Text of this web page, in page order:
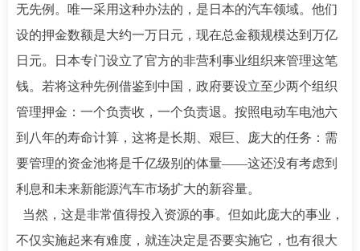
无先例。唯一采用这种办法的，是日本的汽车领域。他们
设的押金数额是大约一万日元，现在总金额规模达到万亿
日元。日本专门设立了官方的非营利事业组织来管理这笔
钱。若将这种先例借鉴到中国，政府要设立至少两个组织
管理押金：一个负责收，一个负责退。按照电动车电池六
到八年的寿命计算，这将是长期、艰巨、庞大的任务：需
要管理的资金池将是千亿级别的体量——这还没有考虑到
利息和未来新能源汽车市场扩大的新容量。
当然，这是非常值得投入资源的事。但如此庞大的事业，
不仅实施起来有难度，就连决定是否要实施它，也有很大